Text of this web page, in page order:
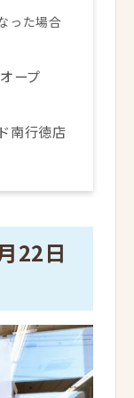
った場合
ープ
南行徳店
22日